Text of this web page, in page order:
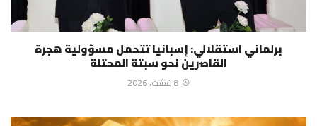
برلماني استقلالي: إسبانيا تتحمل مسؤولية هجرة
القاصرين نحو سبتة المحتلة
8 غشت، 2026